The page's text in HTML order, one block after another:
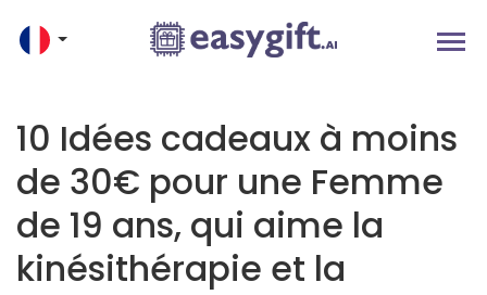
10 Idées cadeaux à moins
de 30€ pour une Femme
de 19 ans, qui aime la
kinésithérapie et la